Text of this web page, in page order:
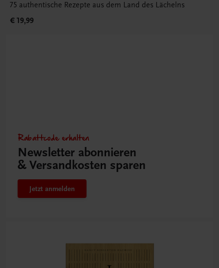
75 authentische Rezepte aus dem Land des Lächelns
€ 19,99
Rabattcode erhalten
Newsletter abonnieren
& Versandkosten sparen
Jetzt anmelden